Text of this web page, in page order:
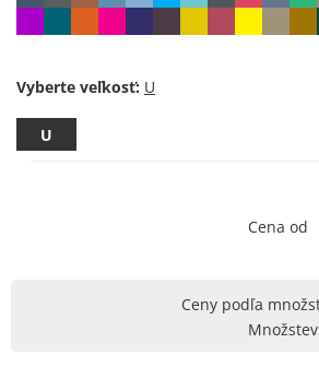
Vyberte veľkosť:
U
Cena od
Ceny podľa